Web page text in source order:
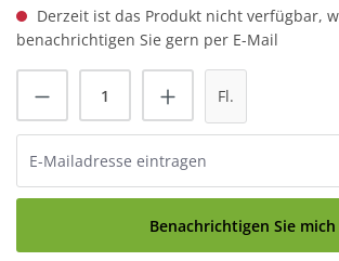
Derzeit ist das Produkt nicht verfügbar,
benachrichtigen Sie gern per E-Mail
Fl.
Benachrichtigen Sie mich